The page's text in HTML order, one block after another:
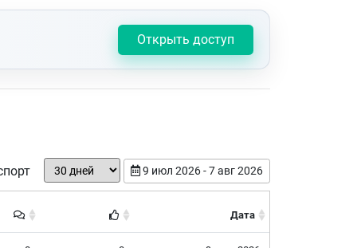
Открыть доступ
9 июл 2026 - 7 авг 2026
Дата